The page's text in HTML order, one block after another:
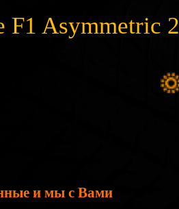
F1 Asymmetric 2
и мы с Вами